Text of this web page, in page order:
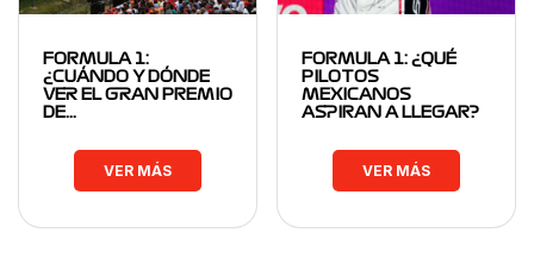
FORMULA 1:
¿CUÁNDO Y DÓNDE
VER EL GRAN PREMIO
DE…
VER MÁS
FORMULA 1: ¿QUÉ
PILOTOS
MEXICANOS
ASPIRAN A LLEGAR?
VER MÁS